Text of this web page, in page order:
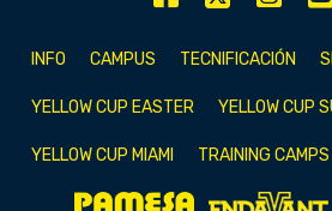
INFO CAMPUS TECNIFICACIÓN
YELLOW CUP EASTER YELLOW CUP
YELLOW CUP MIAMI TRAINING CAMPS